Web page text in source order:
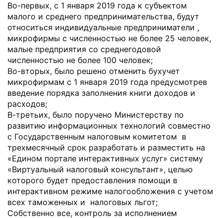
Во-первых, с 1 января 2019 года к субъектом
малого и среднего предпринимательства, будут
относиться индивидуальные предприниматели ,
микрофирмы с численностью не более 25 человек,
малые предприятия со среднегодовой
численностью не более 100 человек;
Во-вторых, было решено отменить бухучет
микрофирмам с 1 января 2019 года предусмотрев
введение порядка заполнения книги доходов и
расходов;
В-третьих, было поручено Министерству по
развитию информационных технологий совместно
с Государственным налоговым комитетом в
трехмесячный срок разработать и разместить на
«Едином портале интерактивных услуг» систему
«Виртуальный налоговый консультант», целью
которого будет предоставления помощи в
интерактивном режиме налогообложения с учетом
всех таможенных и налоговых льгот;
Собственно все, контроль за исполнением